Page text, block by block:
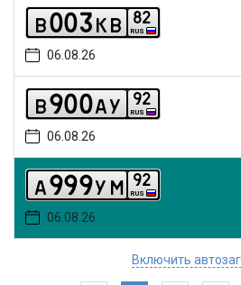
b003kb RUS
82
06.08.26
b900ay RUS
92
06.08.26
a999y m RUS
92
06.08.26
Включить